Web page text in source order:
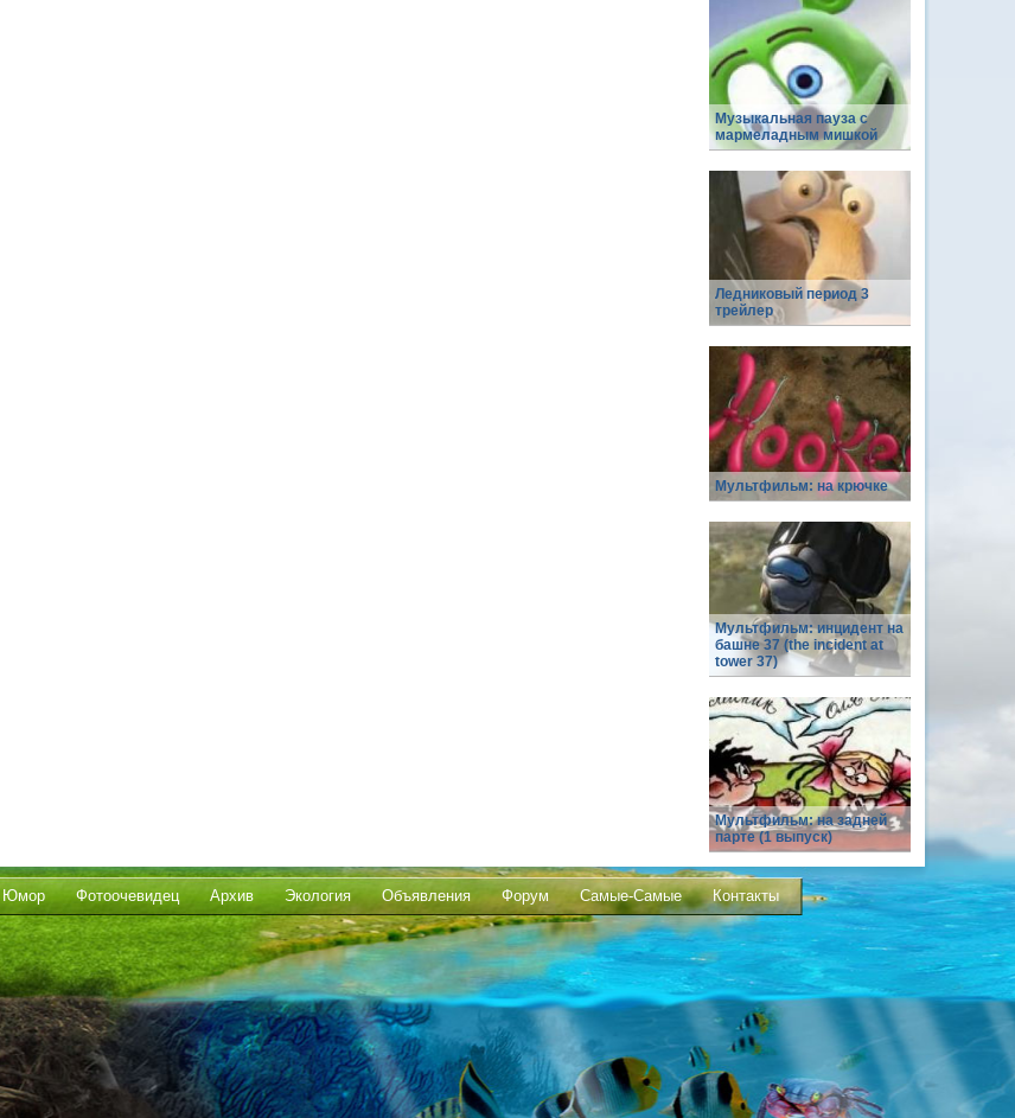
Музыкальная пауза с
мармеладным мишкой
Ледниковый период 3
трейлер
Мультфильм: на крючке
Мультфильм: инцидент на
башне 37 (the incident at
tower 37)
Мультфильм: на задней
парте (1 выпуск)
Юмор Фотоочевидец Архив Экология Объявления Форум Самые-Самые Контакты